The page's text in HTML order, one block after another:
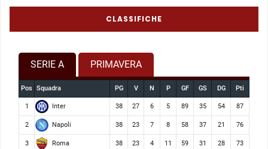
CLASSIFICHE
SERIE A PRIMAVERA
Pos Squadra PG V N P GF GS DG Pti
1 Inter 38 27 6 5 89 35 54 87
2 Napoli 38 23 7 8 58 37 21 76
3 Roma 38 23 4 11 59 31 28 73